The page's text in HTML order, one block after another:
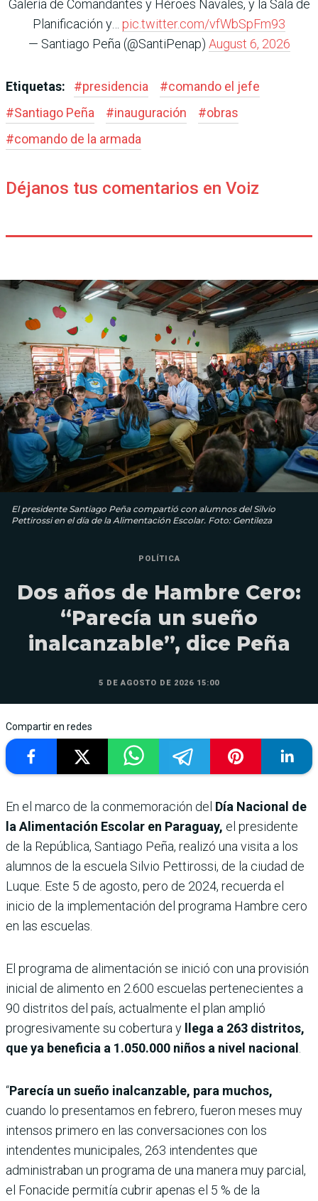
Galería de Comandantes y Héroes Navales, y la Sala de
Planificación y… pic.twitter.com/vfWbSpFm93
— Santiago Peña (@SantiPenap) August 6, 2026
Etiquetas: #presidencia #comando el jefe
#Santiago Peña #inauguración #obras
#comando de la armada
Déjanos tus comentarios en Voiz
El presidente Santiago Peña compartió con alumnos del Silvio
Pettirossi en el día de la Alimentación Escolar. Foto: Gentileza
POLÍTICA
Dos años de Hambre Cero:
“Parecía un sueño
inalcanzable”, dice Peña
5 DE AGOSTO DE 2026 15:00
Compartir en redes
En el marco de la conmemoración del Día Nacional de
la Alimentación Escolar en Paraguay, el presidente
de la República, Santiago Peña, realizó una visita a los
alumnos de la escuela Silvio Pettirossi, de la ciudad de
Luque. Este 5 de agosto, pero de 2024, recuerda el
inicio de la implementación del programa Hambre cero
en las escuelas.
El programa de alimentación se inició con una provisión
inicial de alimento en 2.600 escuelas pertenecientes a
90 distritos del país, actualmente el plan amplió
progresivamente su cobertura y llega a 263 distritos,
que ya beneficia a 1.050.000 niños a nivel nacional
“Parecía un sueño inalcanzable, para muchos,
cuando lo presentamos en febrero, fueron meses muy
intensos primero en las conversaciones con los
intendentes municipales, 263 intendentes que
administraban un programa de una manera muy parcial,
el Fonacide permitía cubrir apenas el 5 % de la